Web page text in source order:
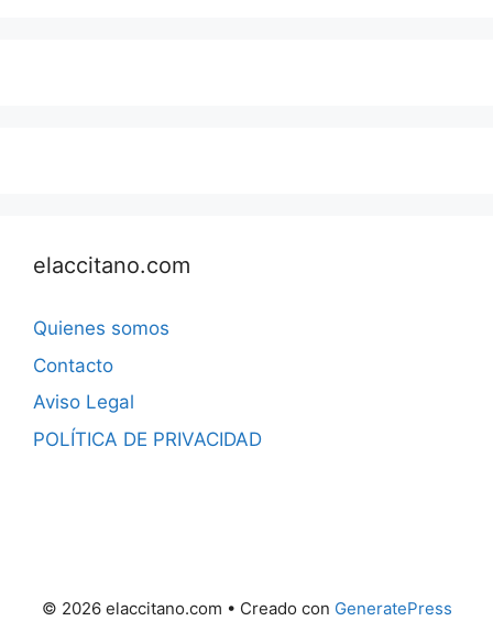
elaccitano.com
Quienes somos
Contacto
Aviso Legal
POLÍTICA DE PRIVACIDAD
© 2026 elaccitano.com • Creado con GeneratePress